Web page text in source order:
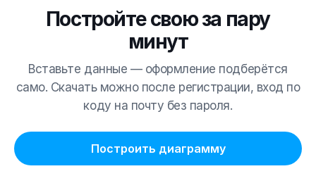
Постройте свою за пару
минут
Вставьте данные — оформление подберётся
само. Скачать можно после регистрации, вход по
коду на почту без пароля.
Построить диаграмму